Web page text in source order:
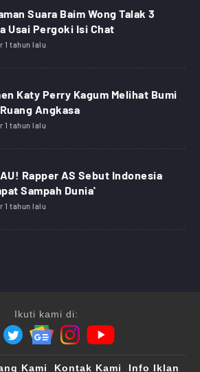
Suara Baim Wong Talak 3
Usai Pergoki Isi Chat
1 tahun lalu
Katy Perry Kagum Melihat Bumi
Angkasa
1 tahun lalu
Rapper AS Sebut Indonesia
Sampah Dunia'
1 tahun lalu
Ikuti kami di:
Kami Kontak Kami Info Iklan